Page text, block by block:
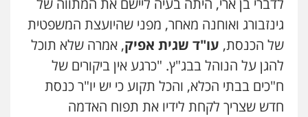
לדברי בן ארי, היתה בעיה ליישם את המתווה של
גינזבורג ואוחנה מאחר, מפני שהיועצת המשפטית
של הכנסת, עו"ד שגית אפיק, אמרה שלא תוכל
להגן על הנוהל בבג"ץ. "כרגע אין ביקורים של
ח"כים בבתי הכלא, והכל תקוע כי יש יו"ר כנסת
חדש שצריך לקחת לידיו את תפוח האדמה